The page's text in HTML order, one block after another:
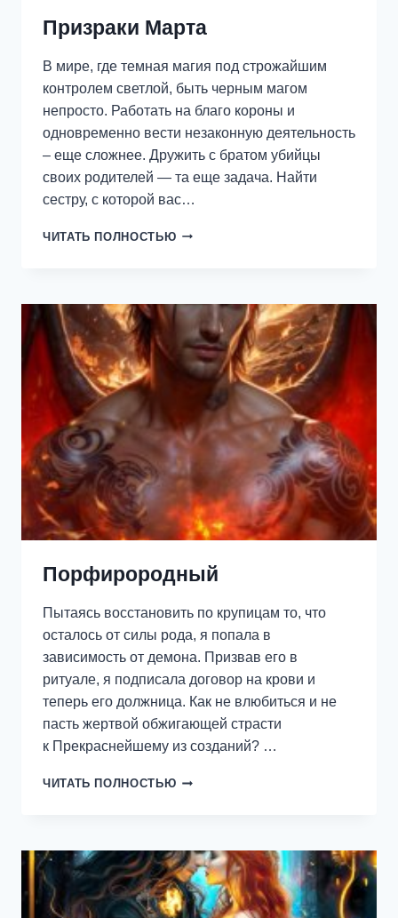
Призраки Марта
В мире, где темная магия под строжайшим
контролем светлой, быть черным магом
непросто. Работать на благо короны и
одновременно вести незаконную деятельность
– еще сложнее. Дружить с братом убийцы
своих родителей — та еще задача. Найти
сестру, с которой вас…
ЧИТАТЬ ПОЛНОСТЬЮ ПРИЗРАКИ
Порфирородный
Пытаясь восстановить по крупицам то, что
осталось от силы рода, я попала в
зависимость от демона. Призвав его в
ритуале, я подписала договор на крови и
теперь его должница. Как не влюбиться и не
пасть жертвой обжигающей страсти
к Прекраснейшему из созданий? …
ЧИТАТЬ ПОЛНОСТЬЮ ПОРФИРОРОДНЫЙ